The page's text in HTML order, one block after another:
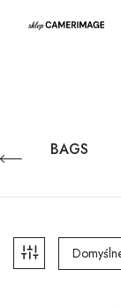
BAGS